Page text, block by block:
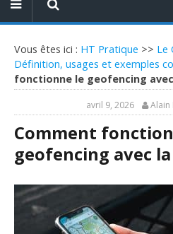
Vous êtes ici : HT Pratique >> Le
Définition, usages et exemples
fonctionne le geofencing
avril 9, 2026 Alain
Comment
geofencing avec